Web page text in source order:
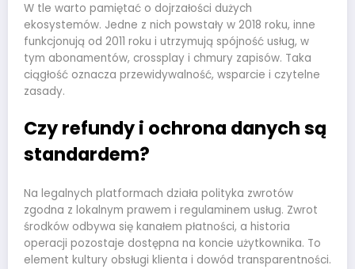
W tle warto pamiętać o dojrzałości dużych
ekosystemów. Jedne z nich powstały w 2018 roku, inne
funkcjonują od 2011 roku i utrzymują spójność usług, w
tym abonamentów, crossplay i chmury zapisów. Taka
ciągłość oznacza przewidywalność, wsparcie i czytelne
zasady.
Czy refundy i ochrona danych są
standardem?
Na legalnych platformach działa polityka zwrotów
zgodna z lokalnym prawem i regulaminem usług. Zwrot
środków odbywa się kanałem płatności, a historia
operacji pozostaje dostępna na koncie użytkownika. To
element kultury obsługi klienta i dowód transparentności.